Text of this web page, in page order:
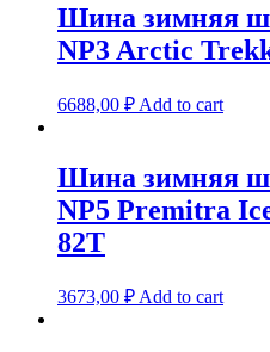
Шина зимняя
NP3 Arctic
6688,00 ₽ Add to cart
Шина зимняя
NP5 Premitra
82T
3673,00 ₽ Add to cart